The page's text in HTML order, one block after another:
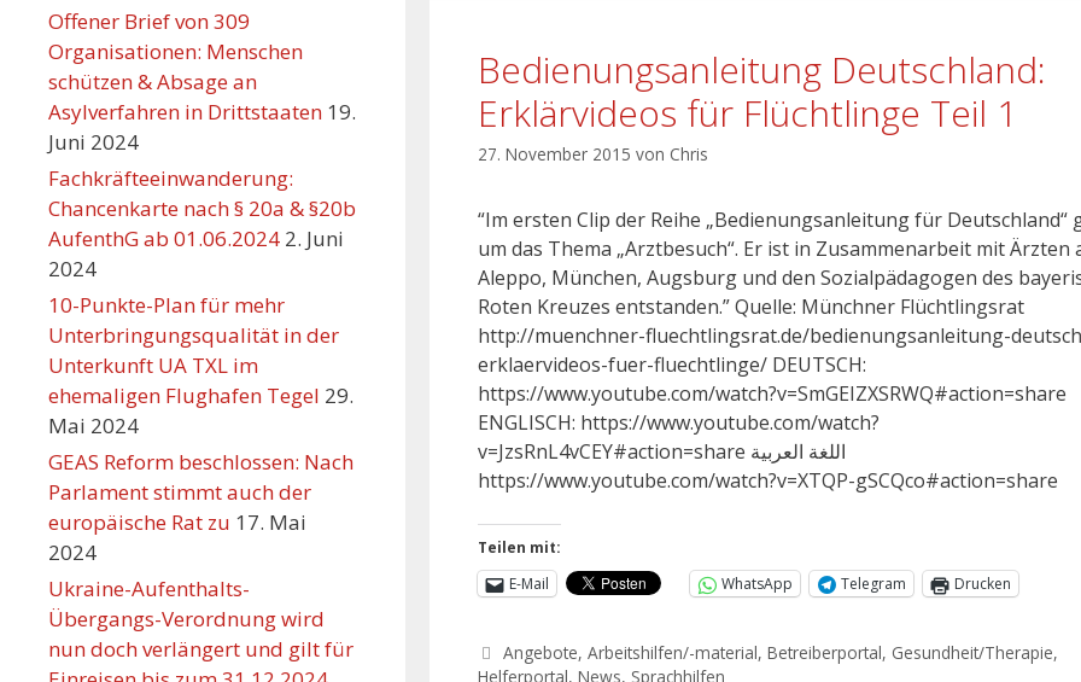
Bedienungsanleitung Deutschland:
Erklärvideos für Flüchtlinge Teil 1
27. November 2015 von Chris
“Im ersten Clip der Reihe „Bedienungsanleitung für Deutschland“
um das Thema „Arztbesuch“. Er ist in Zusammenarbeit mit Ärzten
Aleppo, München, Augsburg und den Sozialpädagogen des
Roten Kreuzes entstanden.” Quelle: Münchner Flüchtlingsrat
http://muenchner-fluechtlingsrat.de/bedienungsanleitung-
erklaervideos-fuer-fluechtlinge/ DEUTSCH:
https://www.youtube.com/watch?v=SmGEIZXSRWQ#action=share
ENGLISCH: https://www.youtube.com/watch?
v=JzsRnL4vCEY#action=share اللغة العربية
https://www.youtube.com/watch?v=XTQP-gSCQco#action=share
Teilen mit:
E-Mail
WhatsApp Telegram Drucken
Angebote,Arbeitshilfen/-material,Betreiberportal, Gesundheit/Therapie,
Helferportal, News, Sprachhilfen
Offener Brief von 309
Organisationen: Menschen
schützen & Absage an
Asylverfahren in Drittstaaten 19.
Juni 2024
Fachkräfteeinwanderung:
Chancenkarte nach § 20a & §20b
AufenthG ab 01.06.2024 2. Juni
2024
10-Punkte-Plan für mehr
Unterbringungsqualität in der
Unterkunft UA TXL im
ehemaligen Flughafen Tegel 29.
Mai 2024
GEAS Reform beschlossen: Nach
Parlament stimmt auch der
europäische Rat zu 17. Mai
2024
Ukraine-Aufenthalts-
Übergangs-Verordnung wird
nun doch verlängert und gilt für